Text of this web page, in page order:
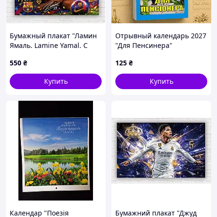
Бумажный плакат "Ламин
Ямаль. Lamine Yamal. С
см
550 ₴
Купить
Отрывный календарь 2027
"Для Пенсинера"
украинский
125 ₴
Купить
Календар "Поезія Бумажний плакат "Джуд